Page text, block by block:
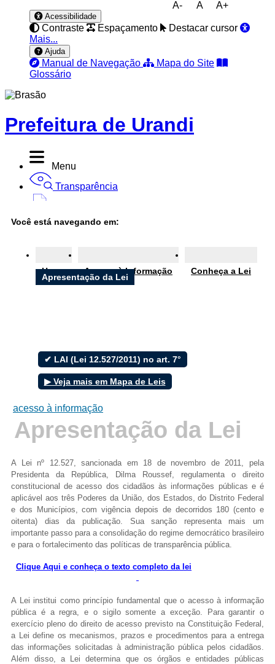
A- A A+
Acessibilidade
Contraste Espaçamento
Destacar cursor
Mais...
Ajuda
Manual de Navegação
Mapa do Site
Glossário
Prefeitura de Urandi
Menu
Transparência
Ouvidoria
e-SIC
Filtrar por todos
Acesso à Informação
Cidadão
Empresas
Fotos
Notícias
Secretarias
Transparência
Turistas
Videos
Áudios
Fale conosco
Fale conosco
Telefone 1*
Telefone 2
E-mail*
Cidade/Estado
Assunto*
Você está navegando em:
Home Acesso à Informação Conheça a Lei
Apresentação da Lei
✔ LAI (Lei 12.527/2011) no art. 7°
▶ Veja mais em Mapa de Leis
acesso à informação
Apresentação da Lei
A Lei nº 12.527, sancionada em 18 de novembro de 2011, pela
Presidenta da República, Dilma Roussef, regulamenta o direito
constitucional de acesso dos cidadãos às informações públicas e é
aplicável aos três Poderes da União, dos Estados, do Distrito Federal
e dos Municípios, com vigência depois de decorridos 180 (cento e
oitenta) dias da publicação. Sua sanção representa mais um
importante passo para a consolidação do regime democrático brasileiro
e para o fortalecimento das políticas de transparência pública.
Clique Aqui e conheça o texto completo da lei
A Lei institui como princípio fundamental que o acesso à informação
pública é a regra, e o sigilo somente a exceção. Para garantir o
exercício pleno do direito de acesso previsto na Constituição Federal,
a Lei define os mecanismos, prazos e procedimentos para a entrega
das informações solicitadas à administração pública pelos cidadãos.
Além disso, a Lei determina que os órgãos e entidades públicas